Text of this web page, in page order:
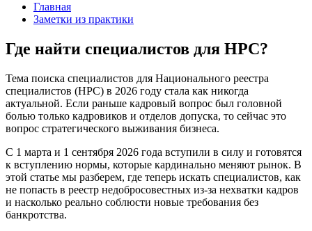
Главная
Заметки из практики
Где найти специалистов для НРС?
Тема поиска специалистов для Национального реестра
специалистов (НРС) в 2026 году стала как никогда
актуальной. Если раньше кадровый вопрос был головной
болью только кадровиков и отделов допуска, то сейчас это
вопрос стратегического выживания бизнеса.
С 1 марта и 1 сентября 2026 года вступили в силу и готовятся
к вступлению нормы, которые кардинально меняют рынок. В
этой статье мы разберем, где теперь искать специалистов, как
не попасть в реестр недобросовестных из-за нехватки кадров
и насколько реально соблюсти новые требования без
банкротства.